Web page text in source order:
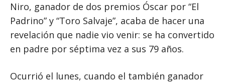
Niro, ganador de dos premios Óscar por “El
Padrino” y “Toro Salvaje”, acaba de hacer una
revelación que nadie vio venir: se ha convertido
en padre por séptima vez a sus 79 años.
Ocurrió el lunes, cuando el también ganador